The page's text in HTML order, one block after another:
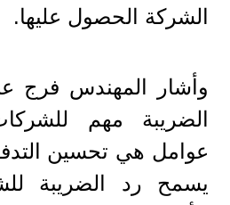
الشركة الحصول عليها.
وأشار المهندس فرج
الضريبة مهم
عوامل هي تحسين
يسمح رد الضريبة